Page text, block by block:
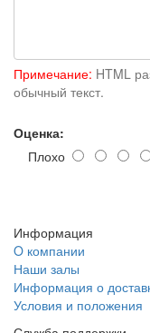
Примечание: HTML
обычный текст.
Оценка:
Плохо
Информация
O компании
Наши залы
Информация о
Условия и положения